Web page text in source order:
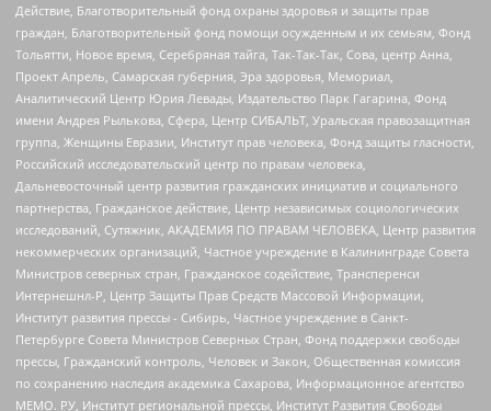
Действие, Благотворительный фонд охраны здоровья и защиты прав
граждан, Благотворительный фонд помощи осужденным и их семьям, Фонд
Тольятти, Новое время, Серебряная тайга, Так-Так-Так, Сова, центр Анна,
Проект Апрель, Самарская губерния, Эра здоровья, Мемориал,
Аналитический Центр Юрия Левады, Издательство Парк Гагарина, Фонд
имени Андрея Рылькова, Сфера, Центр СИБАЛЬТ, Уральская правозащитная
группа, Женщины Евразии, Институт прав человека, Фонд защиты гласности,
Российский исследовательский центр по правам человека,
Дальневосточный центр развития гражданских инициатив и социального
партнерства, Гражданское действие, Центр независимых социологических
исследований, Сутяжник, АКАДЕМИЯ ПО ПРАВАМ ЧЕЛОВЕКА, Центр развития
некоммерческих организаций, Частное учреждение в Калининграде Совета
Министров северных стран, Гражданское содействие, Трансперенси
Интернешнл-Р, Центр Защиты Прав Средств Массовой Информации,
Институт развития прессы - Сибирь, Частное учреждение в Санкт-
Петербурге Совета Министров Северных Стран, Фонд поддержки свободы
прессы, Гражданский контроль, Человек и Закон, Общественная комиссия
по сохранению наследия академика Сахарова, Информационное агентство
МЕМО. РУ, Институт региональной прессы, Институт Развития Свободы